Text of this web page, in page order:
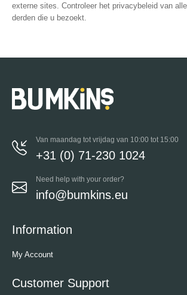
externe sites. Controleer het privacybeleid van
derden die u bezoekt.
Van maandag tot vrijdag van 10:00 tot 15:00
+31 (0) 71-230 1024
Need help with your order?
info@bumkins.eu
Information
My Account
Customer Support